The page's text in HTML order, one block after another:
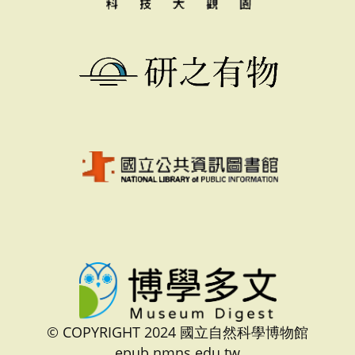
© COPYRIGHT 2024 國立自然科學博物館